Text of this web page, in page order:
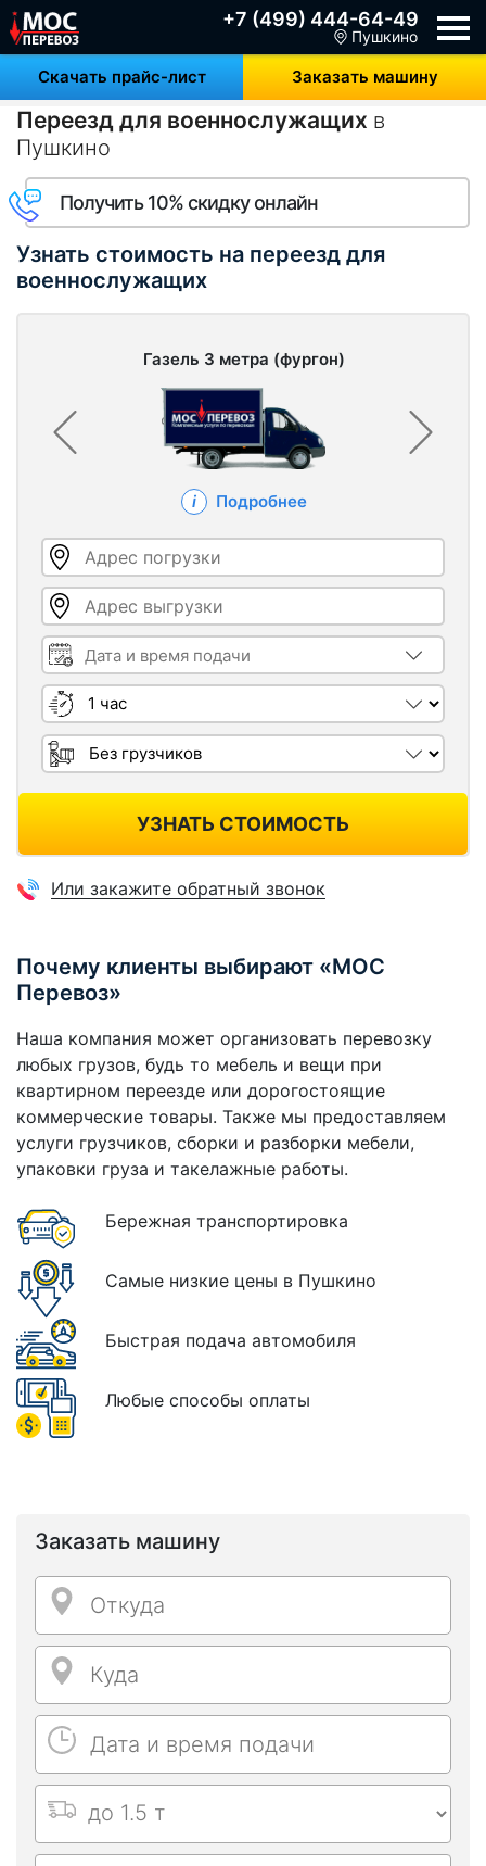
+7 (499) 444-64-49
Скачать прайс-лист Заказать машину
Пушкино
Переезд для военнослужащих в
Пушкино
Получить 10% скидку онлайн
Узнать стоимость на переезд для
военнослужащих
Газель 3 метра (фургон)
Подробнее
Адрес погрузки
Адрес выгрузки
Дата и время подачи
Длительность
Грузчики
УЗНАТЬ СТОИМОСТЬ
Или закажите обратный звонок
Почему клиенты выбирают «МОС
Перевоз»
Наша компания может организовать перевозку
любых грузов, будь то мебель и вещи при
квартирном переезде или дорогостоящие
коммерческие товары. Также мы предоставляем
услуги грузчиков, сборки и разборки мебели,
упаковки груза и такелажные работы.
Бережная транспортировка
Самые низкие цены в Пушкино
Быстрая подача автомобиля
Любые способы оплаты
Заказать машину